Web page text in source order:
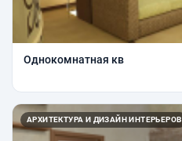
Однокомнатная кв
АРХИТЕКТУРА И ДИЗАЙН ИНТЕРЬЕРОВ